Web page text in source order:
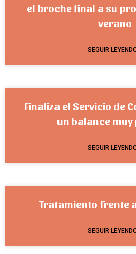
el broche final a su
verano
SEGUIR
Finaliza el Servicio de
un balance
SEGUIR
Tratamiento frente
SEGUIR